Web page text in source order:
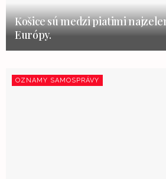
Košice sú medzi piatimi
Európy.
OZNAMY SAMOSPRÁVY